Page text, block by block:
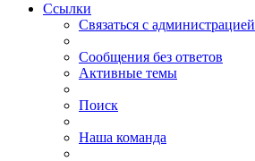
Ссылки
Связаться с администрацией
Сообщения без ответов
Активные темы
Поиск
Наша команда